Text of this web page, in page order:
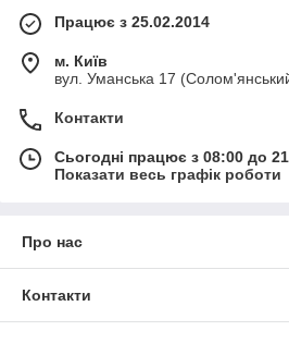
Працює з 25.02.2014
м. Київ
вул. Уманська 17
Контакти
Сьогодні працює з 08:00 до
Показати весь графік роботи
Про нас
Контакти